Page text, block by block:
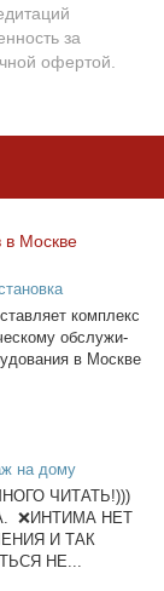
за
офертой.
в Москве
ком­плекс
об­слу­жи­
в Москве
на дому
ЧИТАТЬ!)))
❌ИНТИМА НЕТ
И ТАК
НЕ...